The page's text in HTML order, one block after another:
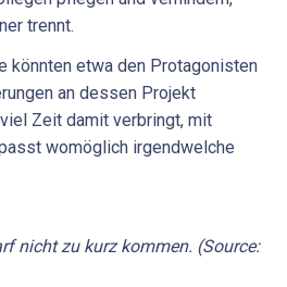
trennt.
könnten etwa den Protagonisten
an dessen Projekt
Zeit damit verbringt, mit
womöglich irgendwelche
nicht zu kurz kommen. (Source: